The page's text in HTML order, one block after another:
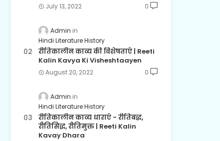
July 13, 2022 0
Admin
Hindi Literature History
रीतिकालीन काव्य की विशेषताएँ | Reeti
Kalin Kavya Ki Visheshtaayen
August 20, 2022 0
Admin
Hindi Literature History
रीतिकालीन काव्य धाराएँ - रीतिबद्ध,
रीतिसिद्ध, रीतिमुक्त | Reeti Kalin
Kavay Dhara